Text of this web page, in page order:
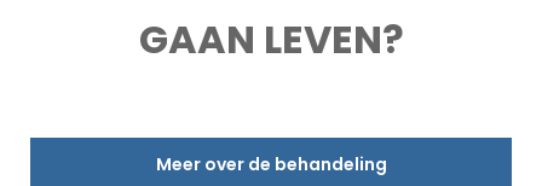
GAAN LEVEN?
Meer over de behandeling